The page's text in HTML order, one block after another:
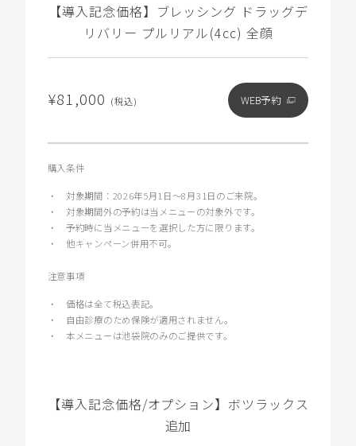
【導入記念価格】ブレッシング ドラッグデ
リバリー プルリアル(4cc) 全顔
¥81,000 (税込) WEB予約
購入条件
・ 対象期間：2026年5月1日〜8月31日のご来院。
・ 対象期間外の予約は当メニューの対象外です。
・予約時に当メニューを選択した方に限ります。
・他キャンペーン併用不可。
注意事項
・価格は全て税込表記。
・
自由診療のため保険が適用されません。
・本メニューは池袋院のみのご提供です。
【導入記念価格/オプション】ボツラックス
追加